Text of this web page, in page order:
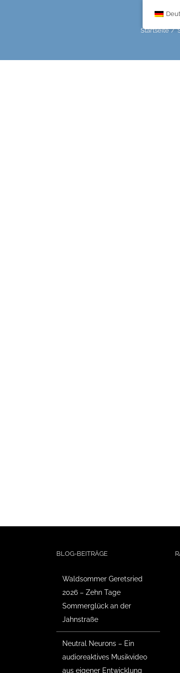
Startseite
BLOG-BEITRÄGE
Waldsommer Geretsried
2026 – Zehn Tage
Sommerglück an der
Jahnstraße
Neutral Neurons – Ein
audioreaktives Musikvideo
aus eigener Entwicklung